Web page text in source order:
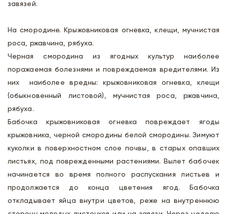
завязей.
На смородине. Крыжовниковая огневка, клещи, мучнистая
роса, ржавчина, рябуха.
Черная смородина из ягодных культур наиболее
поражаемая болезнями и повреждаемая вредителями. Из
них наиболее вредны: крыжовниковая огневка, клещи
(обыкновенный листовой), мучнистая роса, ржавчина,
рябуха.
Бабочка крыжовниковая огневка повреждает ягоды
крыжовника, черной смородины белой смородины. Зимуют
куколки в поверхностном слое почвы, в старых опавших
листьях, под поврежденными растениями. Вылет бабочек
начинается во время полного распускания листьев и
продолжается до конца цветения ягод. Бабочка
откладывает яйца внутри цветов, реже на внутреннюю